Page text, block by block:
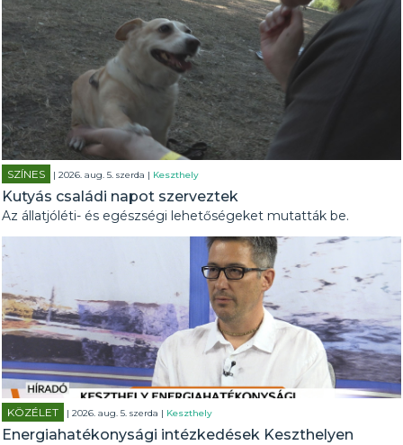
SZÍNES | 2026. aug. 5. szerda | Keszthely
Kutyás családi napot szerveztek
Az állatjóléti- és egészségi lehetőségeket mutatták be.
KÖZÉLET | 2026. aug. 5. szerda | Keszthely
Energiahatékonysági intézkedések Keszthelyen